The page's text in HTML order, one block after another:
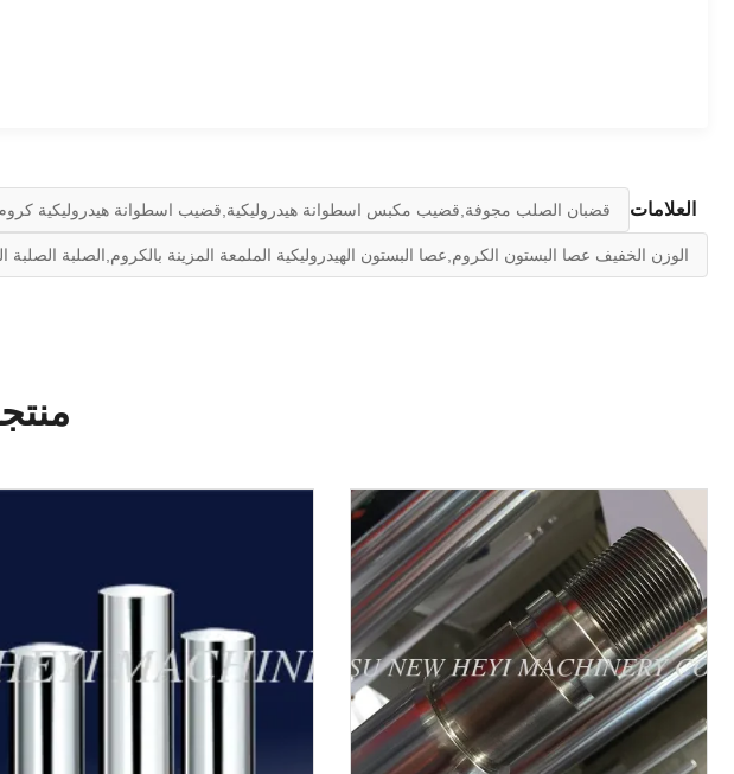
العلامات قضبان الصلب مجوفة,قضيب مكبس اسطوانة هيدروليكية,قضيب اسطوانة هيدروليكية
الوزن الخفيف عصا البستون الكروم,عصا البستون الهيدروليكية الملمعة المزينة بالكروم,الصلبة الصلبة